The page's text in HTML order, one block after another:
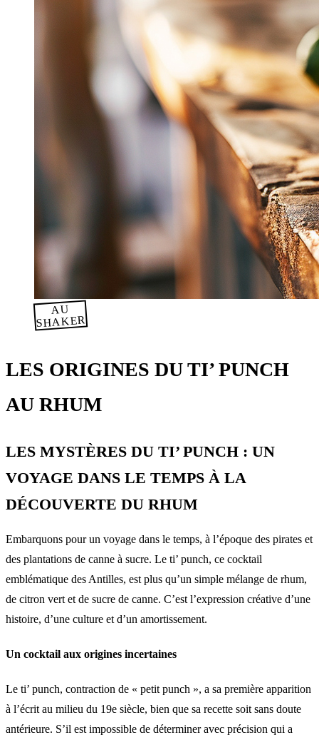
AU
SHAKER
LES ORIGINES DU TI’ PUNCH
AU RHUM
LES MYSTÈRES DU TI’ PUNCH : UN
VOYAGE DANS LE TEMPS À LA
DÉCOUVERTE DU RHUM
Embarquons pour un voyage dans le temps, à l’époque des pirates et
des plantations de canne à sucre. Le ti’ punch, ce cocktail
emblématique des Antilles, est plus qu’un simple mélange de rhum,
de citron vert et de sucre de canne. C’est l’expression créative d’une
histoire, d’une culture et d’un amortissement.
Un cocktail aux origines incertaines
Le ti’ punch, contraction de « petit punch », a sa première apparition
à l’écrit au milieu du 19e siècle, bien que sa recette soit sans doute
antérieure. S’il est impossible de déterminer avec précision qui a